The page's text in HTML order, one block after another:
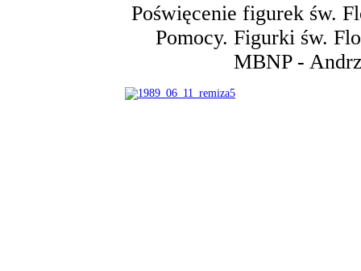
Poświęcenie figurek św.
Pomocy. Figurki św.
MBNP -